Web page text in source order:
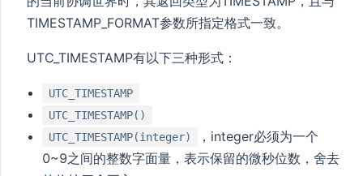
TIMESTAMP_FORMAT参数所指定格式一致。
UTC_TIMESTAMP有以下三种形式：
UTC_TIMESTAMP
UTC_TIMESTAMP()
UTC_TIMESTAMP(integer)
，integer必须为一个
0~9之间的整数字面量，表示保留的微秒位数，舍去